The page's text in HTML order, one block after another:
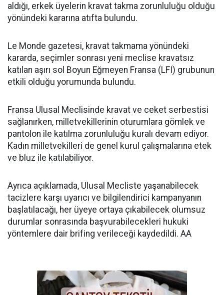
aldığı, erkek üyelerin kravat takma zorunluluğu olduğu
yönündeki kararına atıfta bulundu.
Le Monde gazetesi, kravat takmama yönündeki
kararda, seçimler sonrası yeni meclise kravatsız
katılan aşırı sol Boyun Eğmeyen Fransa (LFI) grubunun
etkili olduğu yorumunda bulundu.
Fransa Ulusal Meclisinde kravat ve ceket serbestisi
sağlanırken, milletvekillerinin oturumlara gömlek ve
pantolon ile katılma zorunluluğu kuralı devam ediyor.
Kadın milletvekilleri de genel kurul çalışmalarına etek
ve bluz ile katılabiliyor.
Ayrıca açıklamada, Ulusal Mecliste yaşanabilecek
tacizlere karşı uyarıcı ve bilgilendirici kampanyanın
başlatılacağı, her üyeye ortaya çıkabilecek olumsuz
durumlar sonrasında başvurabilecekleri hukuki
yöntemlere dair brifing verileceği kaydedildi. AA